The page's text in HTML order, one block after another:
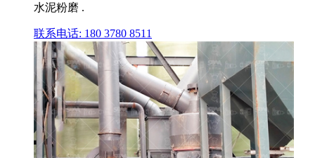
水泥粉磨 .
联系电话: 180 3780 8511